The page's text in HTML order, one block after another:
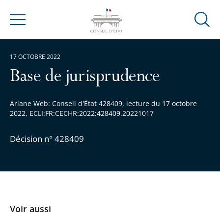
Menu
Ouvrir
Base de jurisprudence
Ariane Web: Conseil d'État 428409, lecture du 17 octobre
2022, ECLI:FR:CECHR:2022:428409.20221017
Décision n° 428409
17 OCTOBRE 2022
Voir aussi